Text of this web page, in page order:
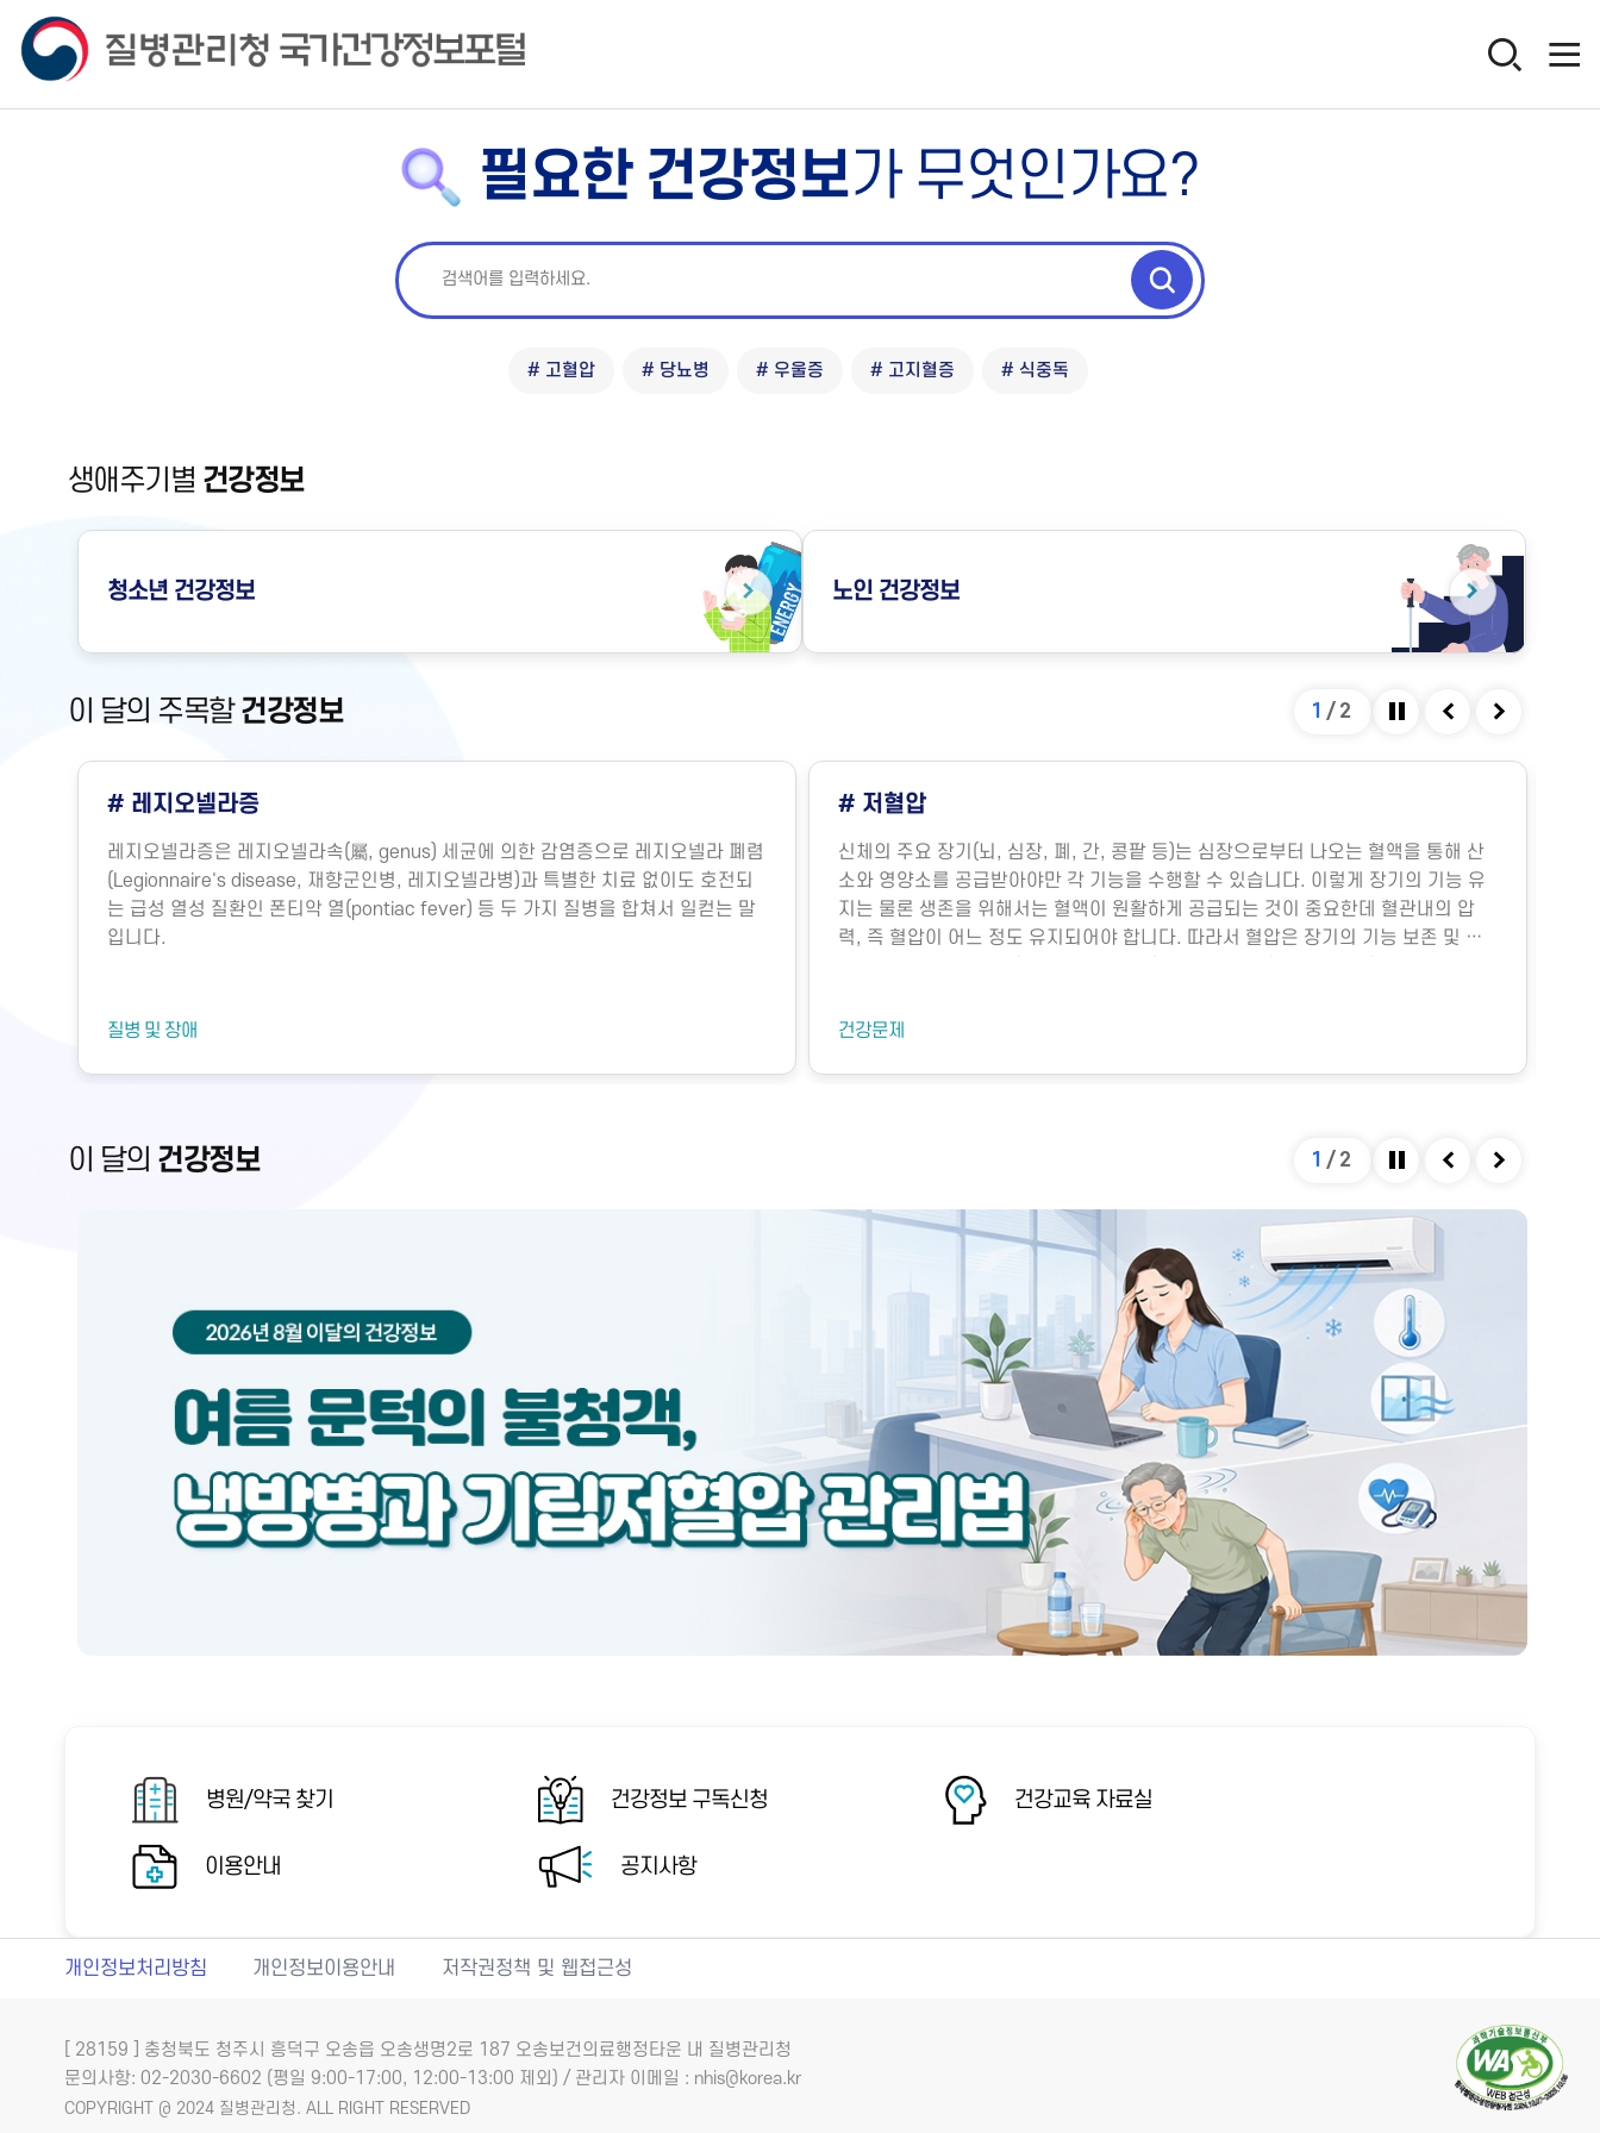
필요한 건강정보가 무엇인가요?
# 고혈압 # 당뇨병 # 우울증 # 고지혈증 # 식중독
생애주기별 건강정보
청소년 건강정보 노인 건강정보
이 달의 주목할건강정보 1 / 2
# 레지오넬라증
레지오넬라증은 레지오넬라속(屬, genus) 세균에 의한 감염증으로 레지오넬라 폐렴
(Legionnaire's disease, 재향군인병, 레지오넬라병)과 특별한 치료 없이도 호전되
는 급성 열성 질환인 폰티악 열(pontiac fever) 등 두 가지 질병을 합쳐서 일컫는 말
입니다.
질병 및 장애
# 저혈압
신체의 주요 장기(뇌, 심장, 폐, 간, 콩팥 등)는 심장으로부터 나오는 혈액을 통해 산
소와 영양소를 공급받아야만 각 기능을 수행할 수 있습니다. 이렇게 장기의 기능 유
지는 물론 생존을 위해서는 혈액이 원활하게 공급되는 것이 중요한데 혈관내의 압
력, 즉 혈압이 어느 정도 유지되어야 합니다. 따라서 혈압은 장기의 기능 보존 및 생
기능에 의해 내보내는 혈액의 양을 심박출량이라고 하는데, 이는 그림과 같이 여러
금만 변해도 혈압에 큰 영향을 미칩니다. 혈관의 직경은 혈관을 확장시키는 인자와
벗어난 병적인 상태로, 질병의 종류 및 심한 정도에 따라 혈압이 낮아지는 정도가 다
건강문제
이 달의 건강정보 1 / 2
병원/약국 찾기 건강정보 구독신청 건강교육 자료실
이용안내 공지사항
개인정보처리방침 개인정보이용안내 저작권정책 및 웹접근성
[ 28159 ] 충청북도 청주시 흥덕구 오송읍 오송생명2로 187 오송보건의료행정타운 내 질병관리청
문의사항: 02-2030-6602 (평일 9:00-17:00, 12:00-13:00 제외) / 관리자 이메일 : nhis@korea.kr
COPYRIGHT @ 2024 질병관리청. ALL RIGHT RESERVED